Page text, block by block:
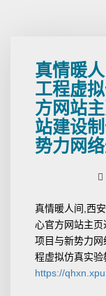
真情暖
工程虚
方网站
站建设
势力网
真情暖人间,西
心官方网站主
项目与新势力
程虚拟仿真实验
https://